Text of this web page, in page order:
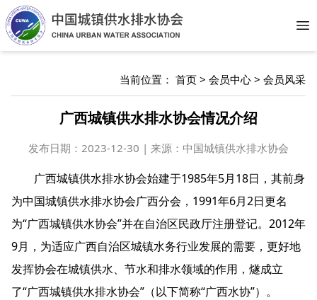
当前位置： 首页 > 会员中心 > 会员风采
广西城镇供水排水协会情况介绍
发布日期： 2023-12-30 | 来源：中国城镇供水排水协会
广西城镇供水排水协会始建于1985年5月18日，其前身
为中国城镇供水排水协会广西分会，1991年6月2日更名
为“广西城镇供水协会”并在自治区民政厅注册登记。2012年
9月，为适应广西自治区城镇水务行业发展的需要，更好地
发挥协会在城镇供水、节水和排水领域的作用，燧成立
了“广西城镇供水排水协会”（以下简称“广西水协”）。